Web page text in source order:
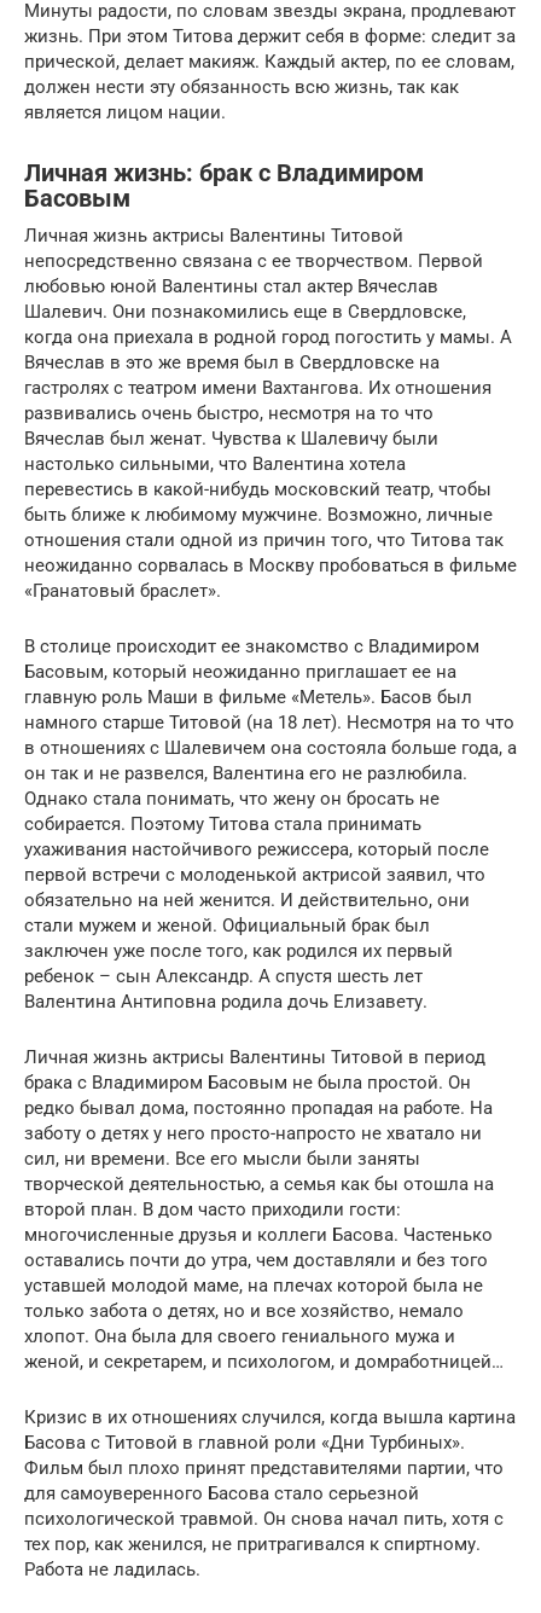
Минуты радости, по словам звезды экрана, продлевают
жизнь. При этом Титова держит себя в форме: следит за
прической, делает макияж. Каждый актер, по ее словам,
должен нести эту обязанность всю жизнь, так как
является лицом нации.
Личная жизнь: брак с Владимиром
Басовым
Личная жизнь актрисы Валентины Титовой
непосредственно связана с ее творчеством. Первой
любовью юной Валентины стал актер Вячеслав
Шалевич. Они познакомились еще в Свердловске,
когда она приехала в родной город погостить у мамы. А
Вячеслав в это же время был в Свердловске на
гастролях с театром имени Вахтангова. Их отношения
развивались очень быстро, несмотря на то что
Вячеслав был женат. Чувства к Шалевичу были
настолько сильными, что Валентина хотела
перевестись в какой-нибудь московский театр, чтобы
быть ближе к любимому мужчине. Возможно, личные
отношения стали одной из причин того, что Титова так
неожиданно сорвалась в Москву пробоваться в фильме
«Гранатовый браслет».
В столице происходит ее знакомство с Владимиром
Басовым, который неожиданно приглашает ее на
главную роль Маши в фильме «Метель». Басов был
намного старше Титовой (на 18 лет). Несмотря на то что
в отношениях с Шалевичем она состояла больше года, а
он так и не развелся, Валентина его не разлюбила.
Однако стала понимать, что жену он бросать не
собирается. Поэтому Титова стала принимать
ухаживания настойчивого режиссера, который после
первой встречи с молоденькой актрисой заявил, что
обязательно на ней женится. И действительно, они
стали мужем и женой. Официальный брак был
заключен уже после того, как родился их первый
ребенок – сын Александр. А спустя шесть лет
Валентина Антиповна родила дочь Елизавету.
Личная жизнь актрисы Валентины Титовой в период
брака с Владимиром Басовым не была простой. Он
редко бывал дома, постоянно пропадая на работе. На
заботу о детях у него просто-напросто не хватало ни
сил, ни времени. Все его мысли были заняты
творческой деятельностью, а семья как бы отошла на
второй план. В дом часто приходили гости:
многочисленные друзья и коллеги Басова. Частенько
оставались почти до утра, чем доставляли и без того
уставшей молодой маме, на плечах которой была не
только забота о детях, но и все хозяйство, немало
хлопот. Она была для своего гениального мужа и
женой, и секретарем, и психологом, и домработницей…
Кризис в их отношениях случился, когда вышла картина
Басова с Титовой в главной роли «Дни Турбиных».
Фильм был плохо принят представителями партии, что
для самоуверенного Басова стало серьезной
психологической травмой. Он снова начал пить, хотя с
тех пор, как женился, не притрагивался к спиртному.
Работа не ладилась.